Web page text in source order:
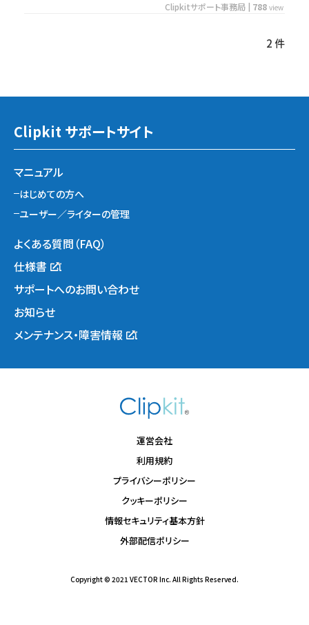
Clipkitサポート事務局 | 788 view
2 件
Clipkit サポートサイト
マニュアル
はじめての方へ
ユーザー／ライターの管理
よくある質問（FAQ）
仕様書
サポートへのお問い合わせ
お知らせ
メンテナンス・障害情報
運営会社
利用規約
プライバシーポリシー
クッキーポリシー
情報セキュリティ基本方針
外部配信ポリシー
Copyright © 2021 VECTOR Inc. All Rights Reserved.